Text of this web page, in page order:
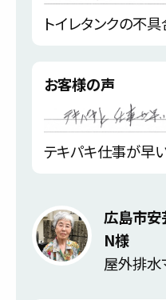
トイレタンクの不
お客様の声
テキパキ仕事が早
広島市安
N様
屋外排水